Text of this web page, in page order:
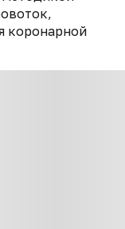
коронарной